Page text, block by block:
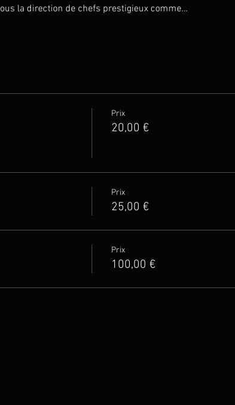
la direction de chefs prestigieux comme…
Prix
20,00 €
Prix
25,00 €
Prix
100,00 €